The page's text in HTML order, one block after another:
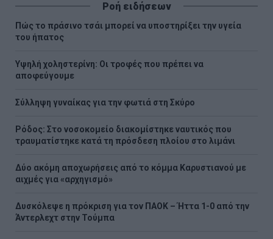
Ροή ειδήσεων
Πώς το πράσινο τσάι μπορεί να υποστηρίξει την υγεία
του ήπατος
Υψηλή χοληστερίνη: Οι τροφές που πρέπει να
αποφεύγουμε
Σύλληψη γυναίκας για την φωτιά στη Σκύρο
Ρόδος: Στο νοσοκομείο διακομίστηκε ναυτικός που
τραυματίστηκε κατά τη πρόσδεση πλοίου στο λιμάνι
Δύο ακόμη αποχωρήσεις από το κόμμα Καρυστιανού με
αιχμές για «αρχηγισμό»
Δυσκόλεψε η πρόκριση για τον ΠΑΟΚ – Ήττα 1-0 από την
Άντερλεχτ στην Τούμπα